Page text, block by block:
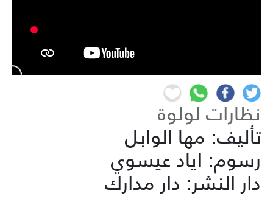
نظارات لولوة
تأليف: مها الوابل
رسوم: اياد عيسوي
دار النشر: دار مدارك